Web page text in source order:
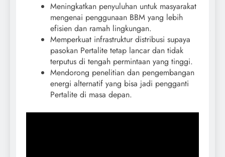
Meningkatkan penyuluhan untuk masyarakat
mengenai penggunaan BBM yang lebih
efisien dan ramah lingkungan.
Memperkuat infrastruktur distribusi supaya
pasokan Pertalite tetap lancar dan tidak
terputus di tengah permintaan yang tinggi.
Mendorong penelitian dan pengembangan
energi alternatif yang bisa jadi pengganti
Pertalite di masa depan.